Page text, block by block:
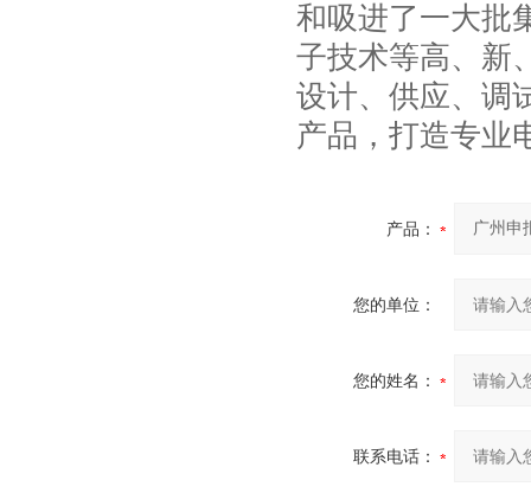
和吸进了一大批
子技术等高、新
设计、供应、调
产品，打造专业
产品：
您的单位：
您的姓名：
联系电话：